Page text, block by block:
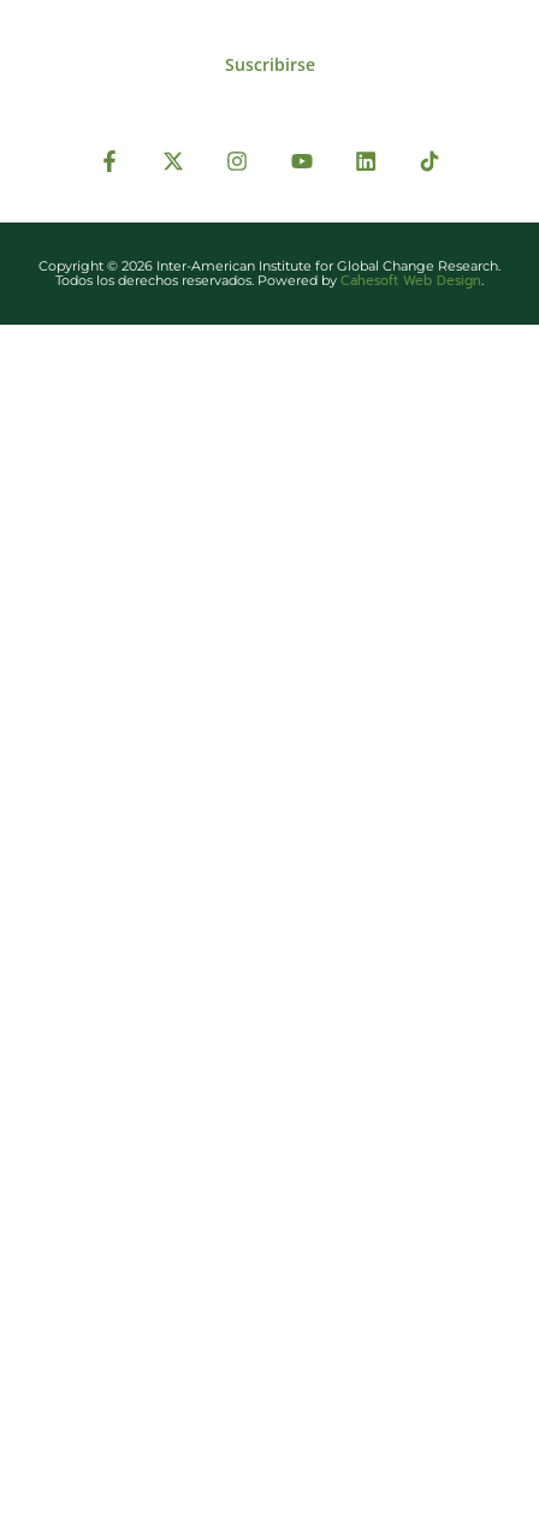
Suscribirse
Copyright © 2026 Inter-American Institute for Global Change Research.
Todos los derechos reservados. Powered by Cahesoft Web Design.